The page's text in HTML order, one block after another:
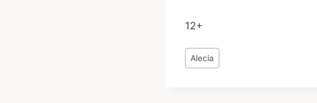
12+
Метки
записи:
Alecia